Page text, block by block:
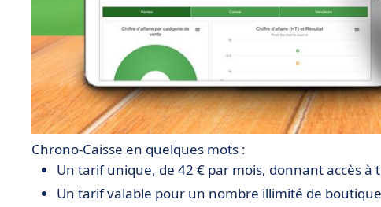
Chrono-Caisse en quelques mots :
Un tarif unique, de 42 € par mois, donnant accès
Un tarif valable pour un nombre illimité de